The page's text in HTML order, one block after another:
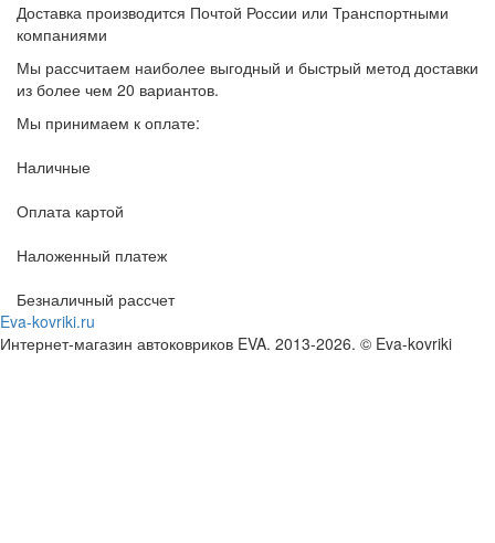
Доставка производится Почтой России или Транспортными
компаниями
Мы рассчитаем наиболее выгодный и быстрый метод доставки
из более чем 20 вариантов.
Мы принимаем к оплате:
Наличные
Оплата картой
Наложенный платеж
Безналичный рассчет
Eva-kovriki.ru
Интернет-магазин автоковриков EVA. 2013-2026. © Eva-kovriki